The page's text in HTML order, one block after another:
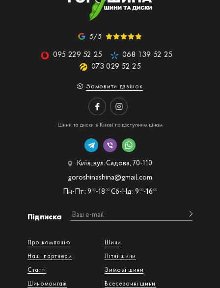
5/5
095 229 52 25
068 139 52 25
073 029 52 25
Замовити дзвінок
Шини та диски в Києві по доступним цінам
Про компанію
Наші партнери
Статті
Шиномонтаж
Шини
Літні шини
Зимові шини
Всесезонні шини
Підписка
Київ, вул. Садова, 70-110
Пн-Пт: 9 00-18 00 Сб-Нд: 9 00-16 00
goroshinashina@gmail.com